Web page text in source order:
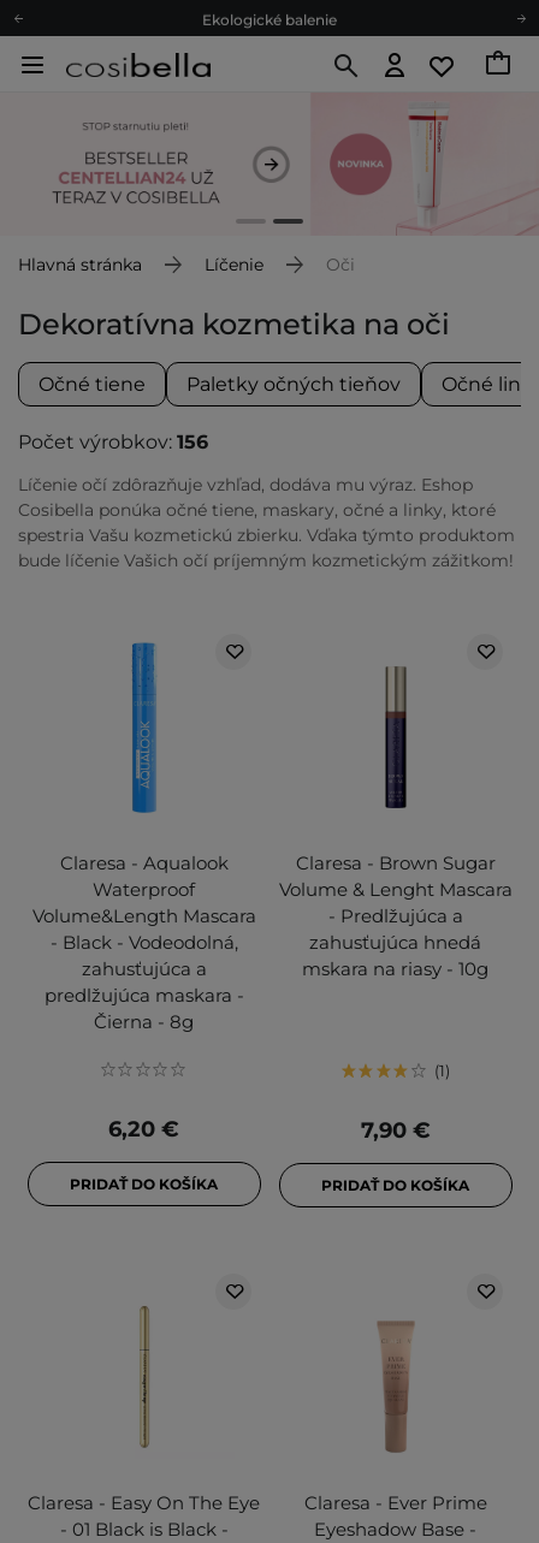
Ekologické balenie
Odmeňovací program
Ekologické balenie
Hlavná stránka Líčenie Oči
Dekoratívna kozmetika na oči
Očné tiene Paletky očných tieňov Očné
Počet výrobkov: 156
Líčenie očí zdôrazňuje vzhľad, dodáva mu výraz. Eshop
Cosibella ponúka očné tiene, maskary, očné a linky, ktoré
spestria Vašu kozmetickú zbierku. Vďaka týmto produktom
bude líčenie Vašich očí príjemným kozmetickým zážitkom!
Claresa - Aqualook
Waterproof
Volume&Length Mascara
- Black - Vodeodolná,
zahusťujúca a
predlžujúca maskara -
Čierna - 8g
6,20 €
PRIDAŤ DO KOŠÍKA
Claresa - Brown Sugar
Volume & Lenght Mascara
- Predlžujúca a
zahusťujúca hnedá
mskara na riasy - 10g
1
7,90 €
PRIDAŤ DO KOŠÍKA
Claresa - Easy On The Eye
- 01 Black is Black -
Claresa - Ever Prime
Eyeshadow Base -